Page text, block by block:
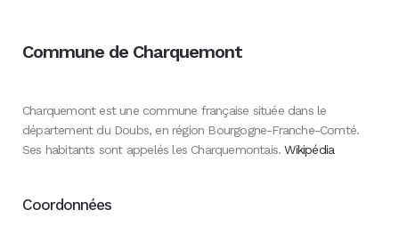
Commune de Charquemont
Charquemont est une commune française située dans le
département du Doubs, en région Bourgogne-Franche-Comté.
Ses habitants sont appelés les Charquemontais.Wikipédia
Coordonnées